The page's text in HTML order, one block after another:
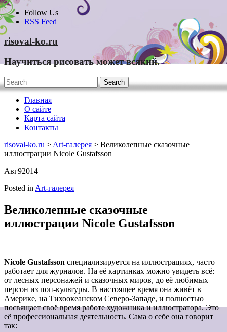
Skip
to
content
Follow Us
RSS Feed
risoval-ko.ru
Научиться рисовать может всякий.
Главная
О сайте
Карта сайта
Контакты
risoval-ko.ru > Art-галерея > Великолепные сказочные
иллюстрации Nicole Gustafsson
Авг92014
Posted in Art-галерея
Великолепные сказочные
иллюстрации Nicole Gustafsson
Nicole Gustafsson специализируется на иллюстрациях, часто
работает для журналов. На её картинках можно увидеть всё:
от лесных персонажей и сказочных миров, до её любимых
персон из поп-культуры. В настоящее время она живёт в
Америке, на Тихоокеанском Северо-Западе, и полностью
посвящает своё время работе художника и иллюстратора. Это
её профессиональная деятельность. Сама о себе она говорит
так: